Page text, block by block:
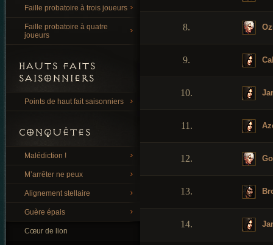
Faille probatoire à trois joueurs
Faille probatoire à quatre
joueurs
HAUTS FAITS
SAISONNIERS
Points de haut fait saisonniers
CONQUÊTES
Malédiction !
M’arrêter ne peux
Alignement stellaire
Guère épais
Cœur de lion
8.
9.
10.
11.
12.
13.
14.